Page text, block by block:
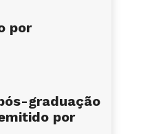
por
graduação
por